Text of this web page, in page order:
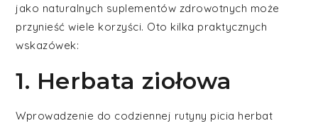
jako naturalnych suplementów zdrowotnych może
przynieść wiele korzyści. Oto kilka praktycznych
wskazówek:
1. Herbata ziołowa
Wprowadzenie do codziennej rutyny picia herbat